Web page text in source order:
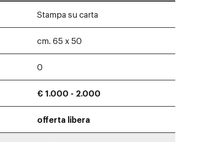
Stampa su carta
cm. 65 x 50
0
€ 1.000 - 2.000
offerta libera